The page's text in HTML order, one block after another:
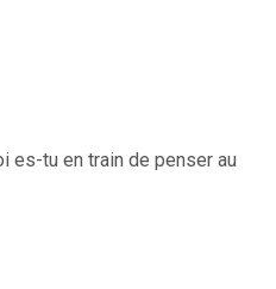
es-tu en train de penser au